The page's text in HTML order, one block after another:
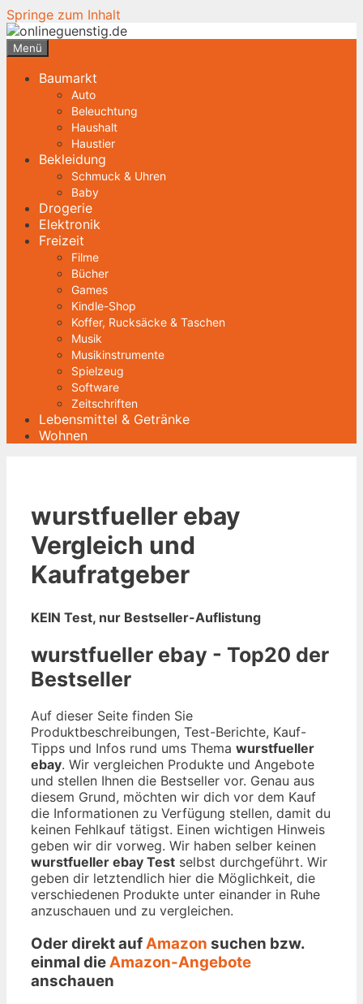
Springe zum Inhalt
Menü
Baumarkt
Auto
Beleuchtung
Haushalt
Haustier
Bekleidung
Schmuck & Uhren
Baby
Drogerie
Elektronik
Freizeit
Filme
Bücher
Games
Kindle-Shop
Koffer, Rucksäcke & Taschen
Musik
Musikinstrumente
Spielzeug
Software
Zeitschriften
Lebensmittel & Getränke
Wohnen
wurstfueller ebay
Vergleich und
Kaufratgeber
KEIN Test, nur Bestseller-Auflistung
wurstfueller ebay - Top20 der
Bestseller
Auf dieser Seite finden Sie
Produktbeschreibungen, Test-Berichte, Kauf-
Tipps und Infos rund ums Thema wurstfueller
ebay. Wir vergleichen Produkte und Angebote
und stellen Ihnen die Bestseller vor. Genau aus
diesem Grund, möchten wir dich vor dem Kauf
die Informationen zu Verfügung stellen, damit du
keinen Fehlkauf tätigst. Einen wichtigen Hinweis
geben wir dir vorweg. Wir haben selber keinen
wurstfueller ebay Test selbst durchgeführt. Wir
geben dir letztendlich hier die Möglichkeit, die
verschiedenen Produkte unter einander in Ruhe
anzuschauen und zu vergleichen.
Oder direkt aufAmazon suchen bzw.
einmal dieAmazon-Angebote
anschauen